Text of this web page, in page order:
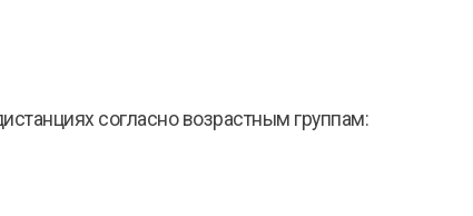
согласно возрастным группам: